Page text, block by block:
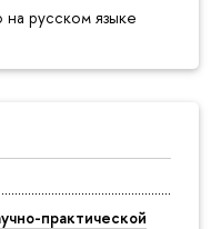
русском языке
практической